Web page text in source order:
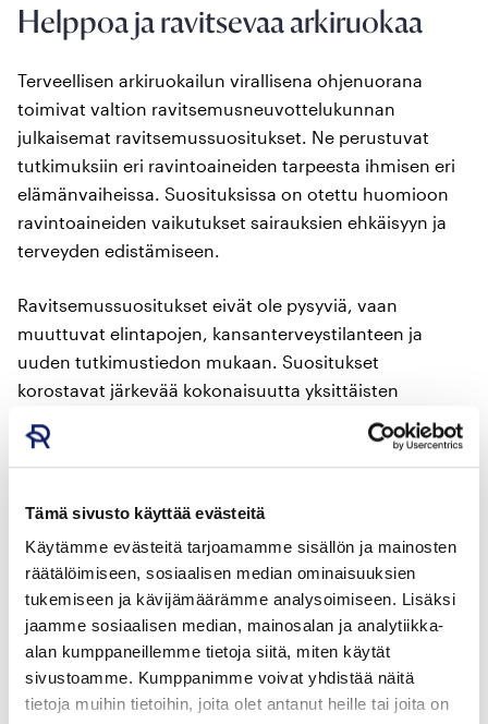
Tämä sivusto käyttää evästeitä
Käytämme evästeitä tarjoamamme sisällön ja mainosten
räätälöimiseen, sosiaalisen median ominaisuuksien
tukemiseen ja kävijämäärämme analysoimiseen. Lisäksi
jaamme sosiaalisen median, mainosalan ja analytiikka-
alan kumppaneillemme tietoja siitä, miten käytät
sivustoamme. Kumppanimme voivat yhdistää näitä
tietoja muihin tietoihin, joita olet antanut heille tai joita on
Helppoa ja ravitsevaa arkiruokaa
Terveellisen arkiruokailun virallisena ohjenuorana
toimivat valtion ravitsemusneuvottelukunnan
julkaisemat ravitsemussuositukset. Ne perustuvat
tutkimuksiin eri ravintoaineiden tarpeesta ihmisen eri
elämänvaiheissa. Suosituksissa on otettu huomioon
ravintoaineiden vaikutukset sairauksien ehkäisyyn ja
terveyden edistämiseen.
Ravitsemussuositukset eivät ole pysyviä, vaan
muuttuvat elintapojen, kansanterveystilanteen ja
uuden tutkimustiedon mukaan. Suositukset
korostavat järkevää kokonaisuutta yksittäisten
ruokavalioiden, aterioiden tai ruoka-aineiden sijaan.
Kaikkea voi siis syödä, mutta on ratkaisevaa kuinka
paljon ja kuinka usein syödään. Ateriatasolla
ravitsemussuosituksia noudatetaan lähinnä julkisessa
Suosituksen mukaisista, tyypillisistä pohjoismaisista
ruoka-aineista koostettua ruokavaliota kutsutaan
Itämeren ruokavalioksi. Ruokavalio korostaa kasvisten
käyttöä ja sisältää erityisesti metsämarjoja,
kaalikasveja, kalaa, riistaa ja rypsiöljyä. Sitä